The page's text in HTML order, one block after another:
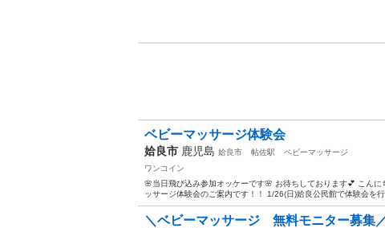
ベビーマッサージ体験会
姶良市 鹿児島 姶良市 帖佐駅
ベビーマッサージ
ワンコイン
🌸当日飛び込み参加オッケーです🌸 お待ちしております💕 こん
ッサージ体験会のご案内です！！ 1/26(日)姶良公民館で体験会を
＼ベビーマッサージ 無料モニター募集